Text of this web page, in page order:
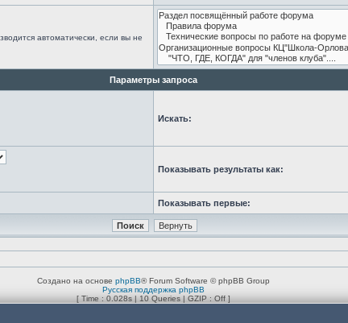
автоматически, если вы не
Параметры запроса
Искать:
Показывать результаты как:
Показывать первые:
Создано на основе phpBB® Forum Software © phpBB Group
Русская поддержка phpBB
[ Time : 0.028s | 10 Queries | GZIP : Off ]